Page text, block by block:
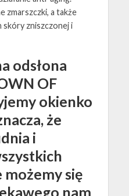
zmarszczki, a także
skóry zniszczonej i
odsłona
OF
okienko
że
i
możemy się
nam